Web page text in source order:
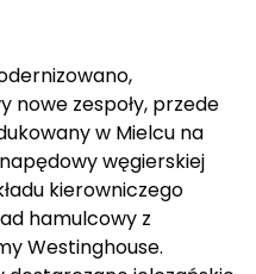
nowe zespoły, przede
w Mielcu na
węgierskiej
kierowniczego
hamulcowy z
Westinghouse.